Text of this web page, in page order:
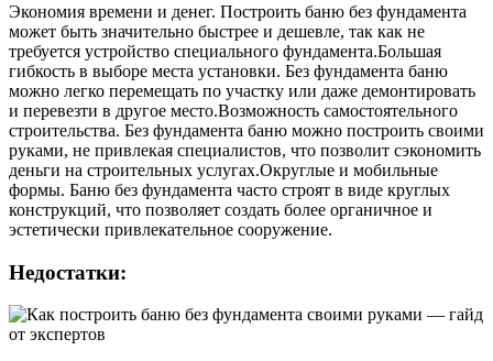
Экономия времени и денег. Построить баню без фундамента
может быть значительно быстрее и дешевле, так как не
требуется устройство специального фундамента.Большая
гибкость в выборе места установки. Без фундамента баню
можно легко перемещать по участку или даже демонтировать
и перевезти в другое место.Возможность самостоятельного
строительства. Без фундамента баню можно построить своими
руками, не привлекая специалистов, что позволит сэкономить
деньги на строительных услугах.Округлые и мобильные
формы. Баню без фундамента часто строят в виде круглых
конструкций, что позволяет создать более органичное и
эстетически привлекательное сооружение.
Недостатки: